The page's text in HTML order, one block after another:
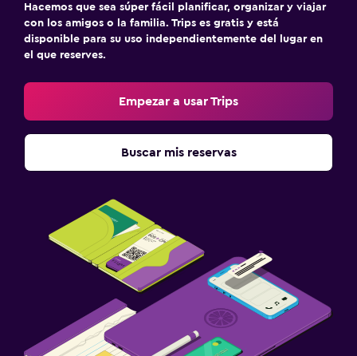
Hacemos que sea súper fácil planificar, organizar y viajar
con los amigos o la familia. Trips es gratis y está
disponible para su uso independientemente del lugar en
el que reserves.
Empezar a usar Trips
Buscar mis reservas